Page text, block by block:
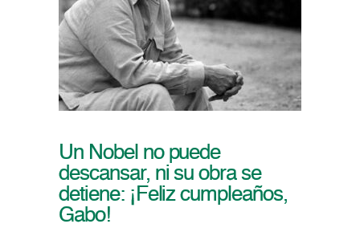
Un Nobel no puede
descansar, ni su obra se
detiene: ¡Feliz cumpleaños,
Gabo!